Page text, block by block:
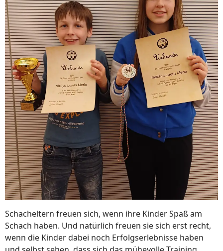
Schacheltern freuen sich, wenn ihre Kinder Spaß am
Schach haben. Und natürlich freuen sie sich erst recht,
wenn die Kinder dabei noch Erfolgserlebnisse haben